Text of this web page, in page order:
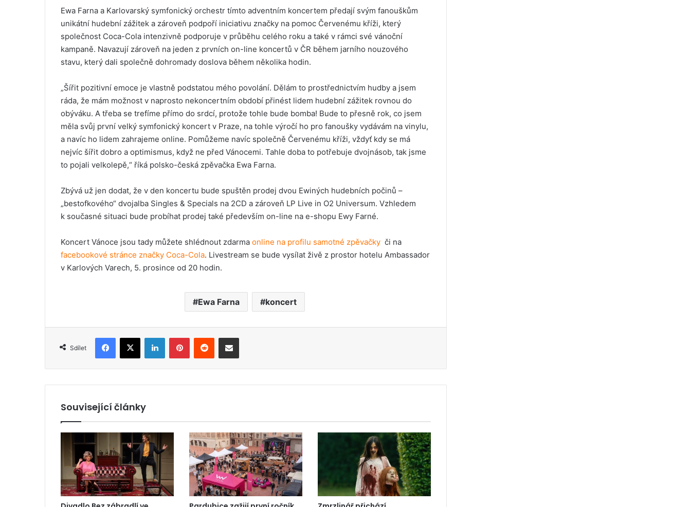
Ewa Farna a Karlovarský symfonický orchestr tímto adventním koncertem předají svým fanouškům
unikátní hudební zážitek a zároveň podpoří iniciativu značky na pomoc Červenému kříži, který
společnost Coca-Cola intenzivně podporuje v průběhu celého roku a také v rámci své vánoční
kampaně. Navazují zároveň na jeden z prvních on-line koncertů v ČR během jarního nouzového
stavu, který dali společně dohromady doslova během několika hodin.
„Šířit pozitivní emoce je vlastně podstatou mého povolání. Dělám to prostřednictvím hudby a jsem
ráda, že mám možnost v naprosto nekoncertním období přinést lidem hudební zážitek rovnou do
obýváku. A třeba se trefíme přímo do srdcí, protože tohle bude bomba! Bude to přesně rok, co jsem
měla svůj první velký symfonický koncert v Praze, na tohle výročí ho pro fanoušky vydávám na vinylu,
a navíc ho lidem zahrajeme online. Pomůžeme navíc společně Červenému kříži, vždyť kdy se má
nejvíc šířit dobro a optimismus, když ne před Vánocemi. Tahle doba to potřebuje dvojnásob, tak jsme
to pojali velkolepě,“ říká polsko-česká zpěvačka Ewa Farna.
Zbývá už jen dodat, že v den koncertu bude spuštěn prodej dvou Ewiných hudebních počinů –
„bestofkového“ dvojalba Singles & Specials na 2CD a zároveň LP Live in O2 Universum. Vzhledem
k současné situaci bude probíhat prodej také především on-line na e-shopu Ewy Farné.
Koncert Vánoce jsou tady můžete shlédnout zdarma online na profilu samotné zpěvačky či na
facebookové stránce značky Coca-Cola. Livestream se bude vysílat živě z prostor hotelu Ambassador
v Karlových Varech, 5. prosince od 20 hodin.
Ewa Farna koncert
Sdílet
Související články